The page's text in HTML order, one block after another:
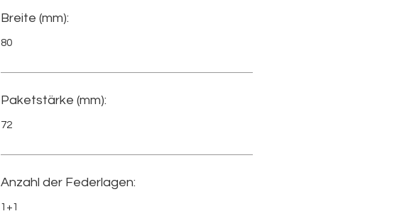
Breite (mm):
80
Paketstärke (mm):
72
Anzahl der Federlagen:
1+1